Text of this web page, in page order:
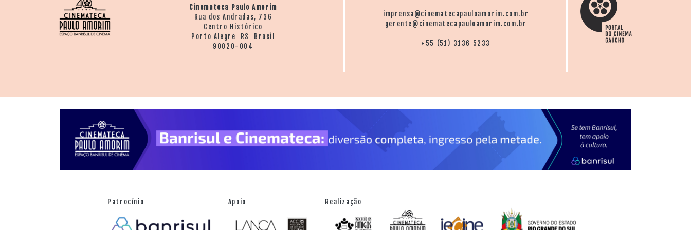
Segundo lugar: José Ricardo Nerling com "Romance na tafona" // Representando a cidade de:
Palmeira das Missões
Cinemateca Paulo Amorim
Rua dos Andradas, 736
Centro Histórico
Porto Alegre RS Brasil
90020-004
imprensa@cinematecapauloamorim.com.br
gerente@cinematecapauloamorim.com.br
+55 (51) 3136 5233
Patrocínio Apoio Realização